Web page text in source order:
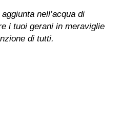
nell’acqua di
i tuoi gerani in meraviglie
di tutti.